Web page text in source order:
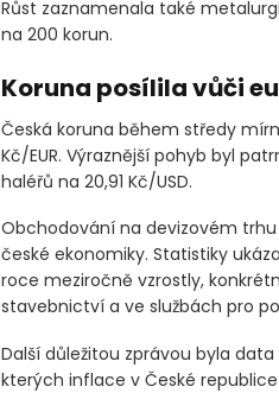
ČeskoSlovensko přidal 1,61 % na
Růst zaznamenala také
na 200 korun.
Koruna posílila vůči
Česká koruna během středy
Kč/EUR. Výraznější pohyb byl
haléřů na 20,91 Kč/USD.
Obchodování na devizovém
české ekonomiky. Statistiky
roce meziročně vzrostly,
stavebnictví a ve službách pro